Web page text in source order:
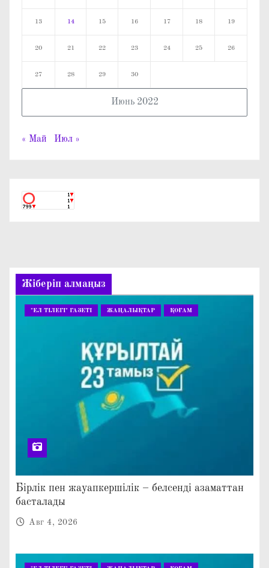
Июнь 2022
13 14 15 16 17 18 19
20 21 22 23 24 25 26
27 28 29 30
« Май Июл »
Жіберіп алмаңыз
"ЕЛ ТІЛЕГІ" ГАЗЕТІ ЖАҢАЛЫҚТАР ҚОҒАМ
Бірлік пен жауапкершілік – белсенді азаматтан
басталады
Авг 4, 2026